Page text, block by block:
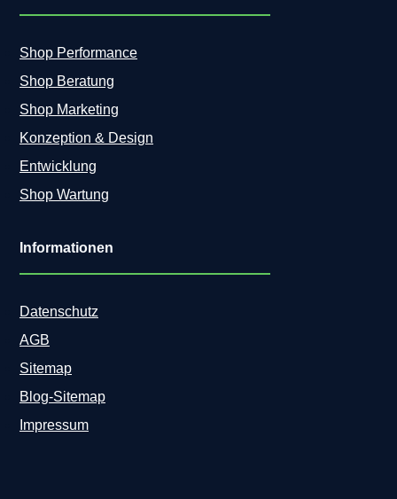
Shop Performance
Shop Beratung
Shop Marketing
Konzeption & Design
Entwicklung
Shop Wartung
Informationen
Datenschutz
AGB
Sitemap
Blog-Sitemap
Impressum